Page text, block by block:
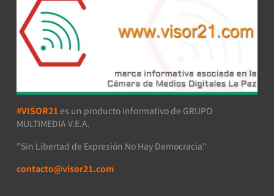
#VISOR21 es un producto informativo de GRUPO
MULTIMEDIA V.E.A.
"Sin Libertad de Expresión No Hay Democracia"
contacto@visor21.com